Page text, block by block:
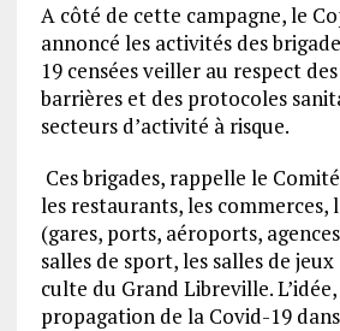
A côté de cette campagne, le
annoncé les activités des
19 censées veiller au respect
barrières et des protocoles
secteurs d’activité à risque.
Ces brigades, rappelle le
les restaurants, les commerces,
(gares, ports, aéroports,
salles de sport, les salles de
culte du Grand Libreville.
propagation de la Covid-19